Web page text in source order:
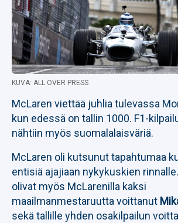
KUVA: ALL OVER PRESS
McLaren viettää juhlia tulevassa
kun edessä on tallin 1000. F1-
nähtiin myös suomalalaisväriä.
McLaren oli kutsunut tapahtumaa
entisiä ajajiaan nykykuskien
olivat myös McLarenilla kaksi
maailmanmestaruutta voittanut
sekä tallille yhden osakilpailun